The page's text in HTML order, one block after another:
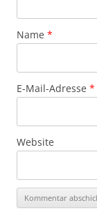
Name *
E-Mail-Adresse *
Website